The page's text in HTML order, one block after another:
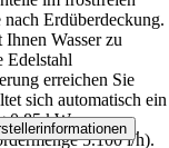
Erdüberdeckung.
Wasser zu
Edelstahl
erreichen Sie
sich automatisch ein
0,85 kW, max.
5.100 l/h).
.